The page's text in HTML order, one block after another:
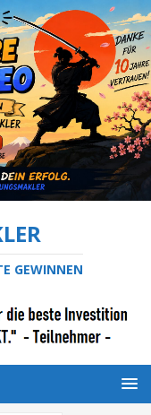
GEWINNEN